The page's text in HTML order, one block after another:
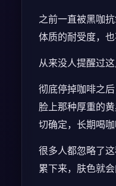
之前一直被黑咖
体质的耐受度，
从来没人提醒过
彻底停掉咖啡之
脸上那种厚重的
切确定，长期喝
很多人都忽略了
累下来，肤色就